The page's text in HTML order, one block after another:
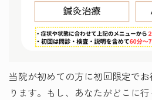
当院が初めての方に初回限定で
ります。もし、あなたがどこに